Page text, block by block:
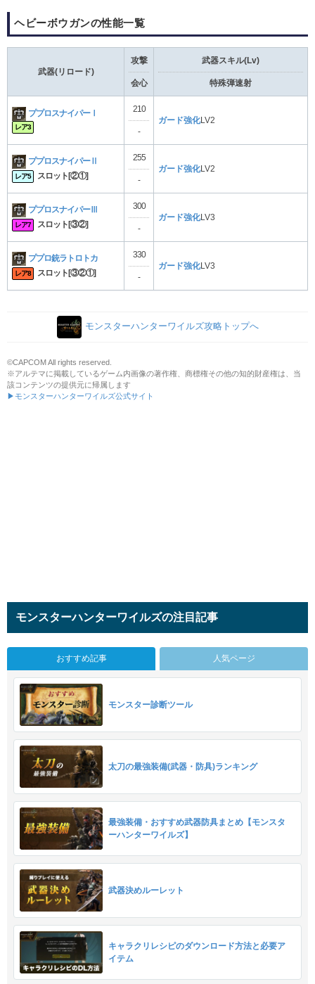
ヘビーボウガンの性能一覧
武器(リロード)
攻撃
会心
武器スキル(Lv)
特殊弾速射
ププロスナイパーⅠ
レア3
210
-
ガード強化LV2
ププロスナイパーⅡ
レア5 スロット[②①]
255
-
ガード強化LV2
ププロスナイパーⅢ
レア7 スロット[③②]
300
-
ガード強化LV3
ププロ銃ラトロトカ
レア8 スロット[③②①]
330
-
ガード強化LV3
モンスターハンターワイルズ攻略トップへ
©CAPCOM All rights reserved.
※アルテマに掲載しているゲーム内画像の著作権、商標権その他の知的財産権は、当
該コンテンツの提供元に帰属します
▶モンスターハンターワイルズ公式サイト
モンスターハンターワイルズの注目記事
おすすめ記事 人気ページ
モンスター診断ツール
太刀の最強装備(武器・防具)ランキング
最強装備・おすすめ武器防具まとめ【モンスタ
ーハンターワイルズ】
武器決めルーレット
キャラクリレシピのダウンロード方法と必要ア
イテム